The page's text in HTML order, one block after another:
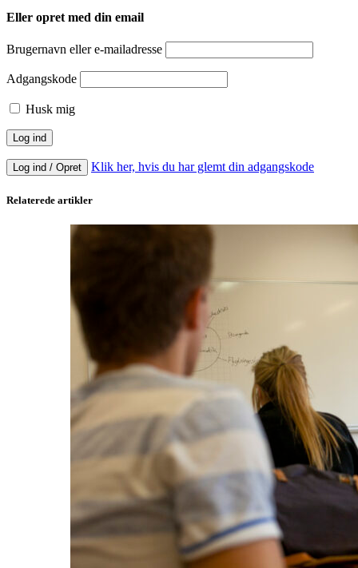
Eller opret med din email
Brugernavn eller e-mailadresse
Adgangskode
Husk mig
Log ind / Opret Klik her, hvis du har glemt din adgangskode
Relaterede artikler